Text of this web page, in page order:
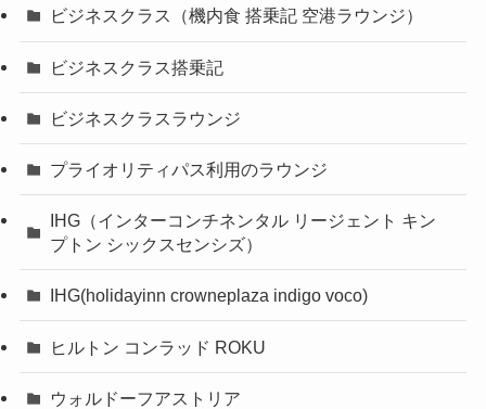
ビジネスクラス（機内食 搭乗記 空港ラウンジ）
ビジネスクラス搭乗記
ビジネスクラスラウンジ
プライオリティパス利用のラウンジ
IHG（インターコンチネンタル リージェント キン
プトン シックスセンシズ）
IHG(holidayinn crowneplaza indigo voco)
ヒルトン コンラッド ROKU
ウォルドーフアストリア